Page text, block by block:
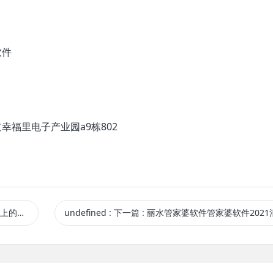
福里电子产业园a9栋802
发布 undefined : 下一篇 : 丽水管家婆软件管家婆软件2021清明节放假通